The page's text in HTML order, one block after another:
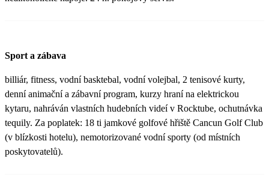
Sport a zábava
billiár, fitness, vodní basktebal, vodní volejbal, 2 tenisové kurty,
denní animační a zábavní program, kurzy hraní na elektrickou
kytaru, nahráván vlastních hudebních videí v Rocktube, ochutnávka
tequily. Za poplatek: 18 ti jamkové golfové hřiště Cancun Golf Club
(v blízkosti hotelu), nemotorizované vodní sporty (od místních
poskytovatelů).